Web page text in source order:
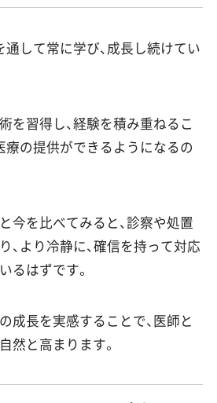
通して常に学び、成長し続けてい
を習得し、経験を積み重ねるこ
療の提供ができるようになるの
今を比べてみると、診察や処置
、より冷静に、確信を持って対応
るはずです。
成長を実感することで、医師と
然と高まります。